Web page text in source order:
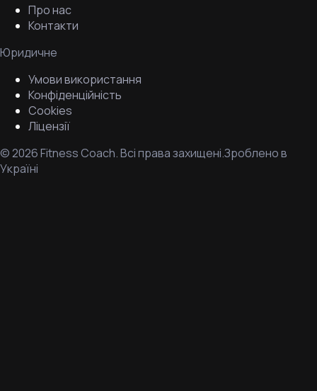
Про нас
Контакти
Юридичне
Умови використання
Конфіденційність
Cookies
Ліцензії
©2026Fitness Coach.Всі права захищені.Зроблено в
Україні